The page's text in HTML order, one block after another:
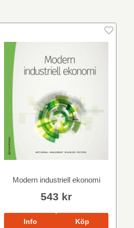
Modern industriell ekonomi
543 kr
Info Köp